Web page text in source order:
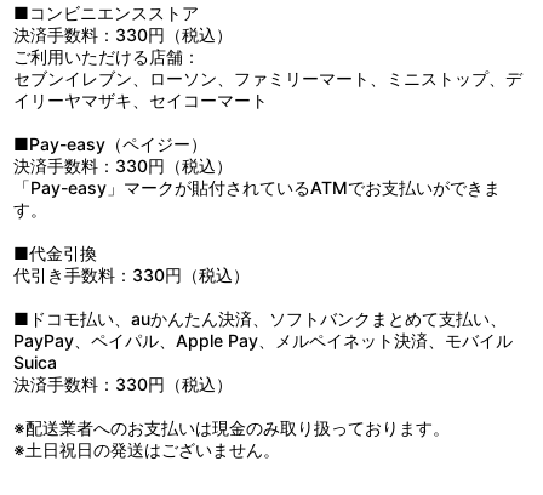
■コンビニエンスストア
決済手数料：330円（税込）
ご利用いただける店舗：
セブンイレブン、ローソン、ファミリーマート、ミニストップ、デ
イリーヤマザキ、セイコーマート
■Pay-easy（ペイジー）
決済手数料：330円（税込）
「Pay-easy」マークが貼付されているATMでお支払いができま
す。
■代金引換
代引き手数料：330円（税込）
■ドコモ払い、auかんたん決済、ソフトバンクまとめて支払い、
PayPay、ペイパル、Apple Pay、メルペイネット決済、モバイル
Suica
決済手数料：330円（税込）
※配送業者へのお支払いは現金のみ取り扱っております。
※土日祝日の発送はございません。